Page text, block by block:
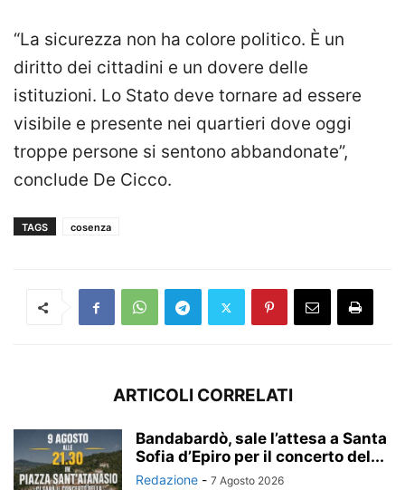
“La sicurezza non ha colore politico. È un
diritto dei cittadini e un dovere delle
istituzioni. Lo Stato deve tornare ad essere
visibile e presente nei quartieri dove oggi
troppe persone si sentono abbandonate”,
conclude De Cicco.
TAGS cosenza
ARTICOLI CORRELATI
Bandabardò, sale l’attesa a Santa
Sofia d’Epiro per il concerto del...
Redazione - 7 Agosto 2026